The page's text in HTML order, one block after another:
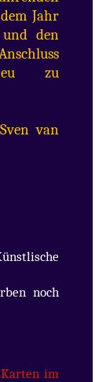
Jahr
und den
zu
van
noch
Karten im